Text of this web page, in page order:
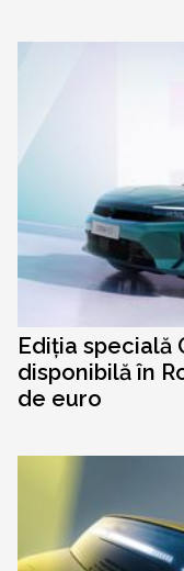
Ediția specială
disponibilă în
de euro